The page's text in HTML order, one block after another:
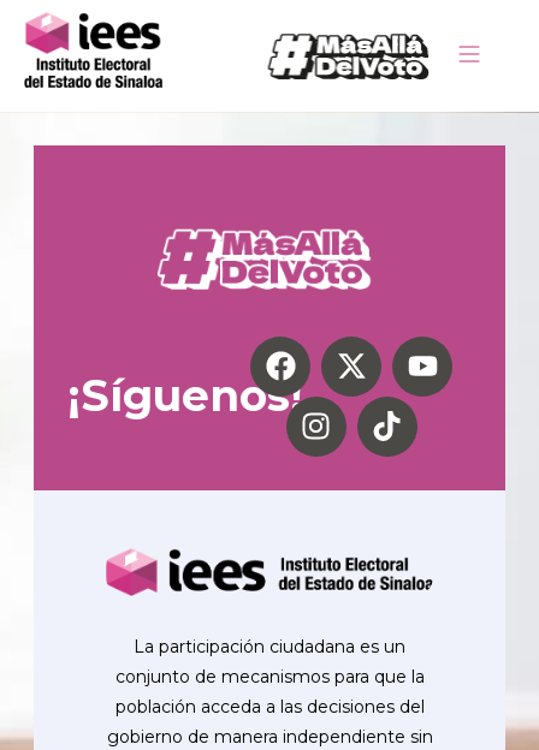
¡Síguenos!
La participación ciudadana es un
conjunto de mecanismos para que la
población acceda a las decisiones del
gobierno de manera independiente sin